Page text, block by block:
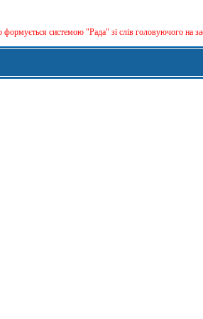
сиcтемою "Рада" зі слів головуючого на